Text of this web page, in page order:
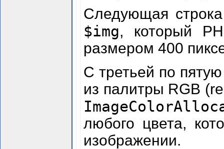
Следующая
$img, который
размером 400
С третьей по
из палитры RGB
любого цвета,
изображении.